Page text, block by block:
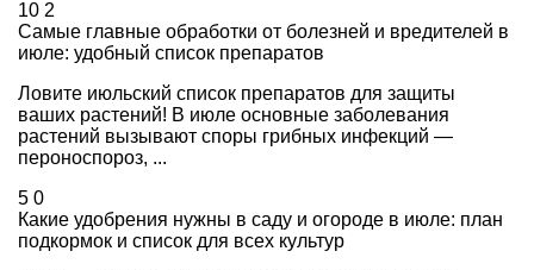
10 2
Самые главные обработки от болезней и вредителей в
июле: удобный список препаратов
Ловите июльский список препаратов для защиты
ваших растений! В июле основные заболевания
растений вызывают споры грибных инфекций —
пероноспороз, ...
5 0
Какие удобрения нужны в саду и огороде в июле: план
подкормок и список для всех культур